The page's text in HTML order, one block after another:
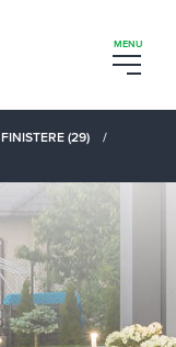
FINISTERE (29)
/